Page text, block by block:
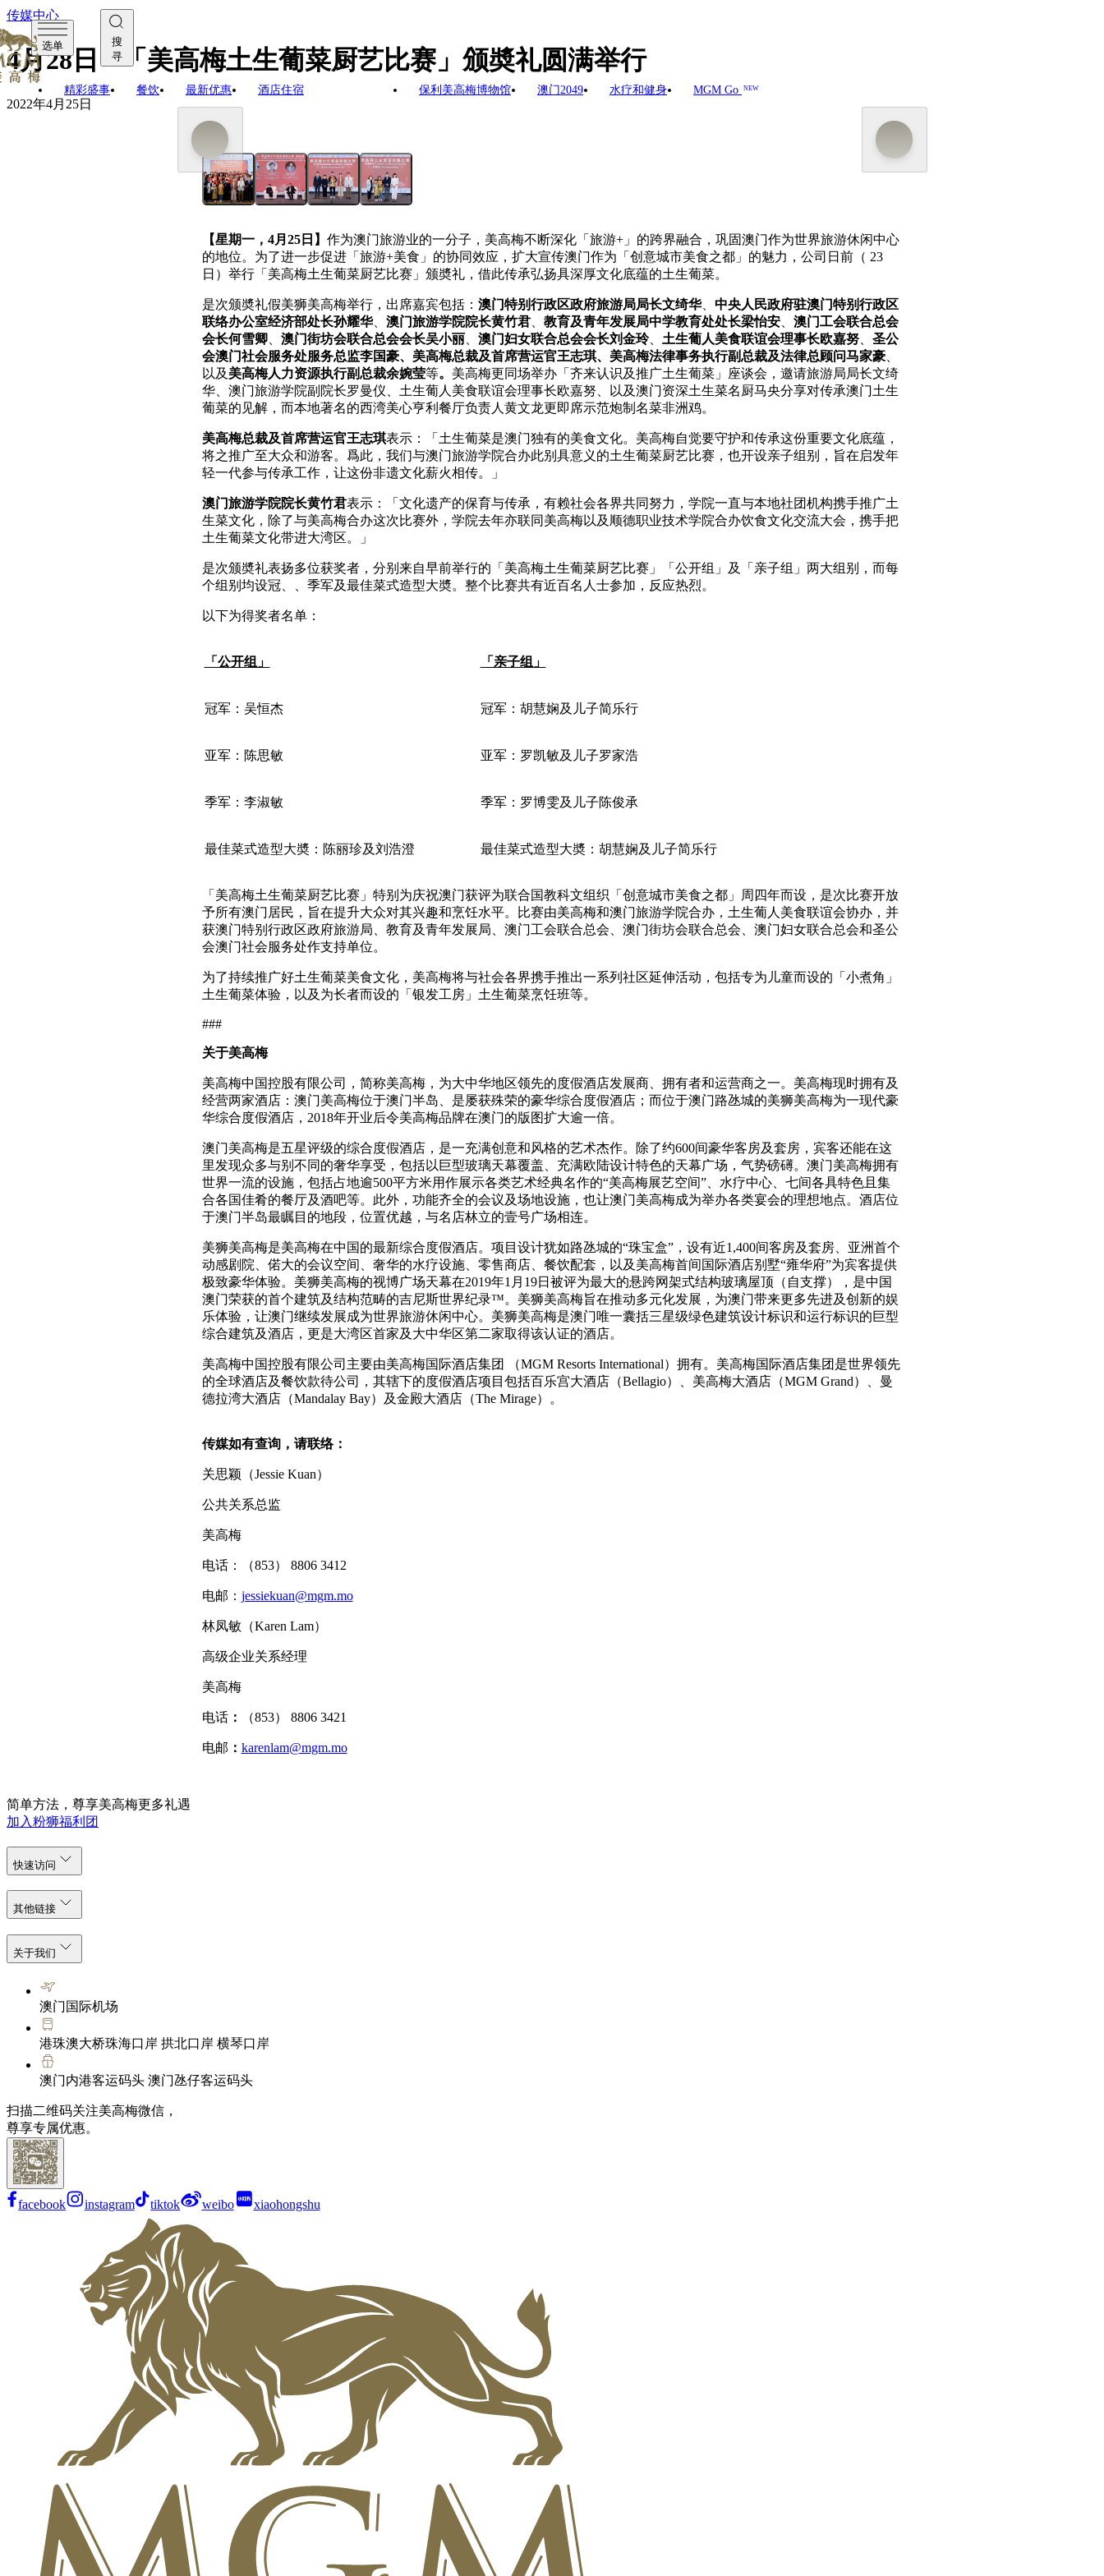
选单
搜
寻
精彩盛事 餐饮 最新优惠 酒店住宿 保利美高梅博物馆 澳门2049 水疗和健身 MGM Go NEW
传媒中心
4月28日 - 「美高梅土生葡菜厨艺比赛」颁奬礼圆满举行
2022年4月25日
【星期一，4月25日】 作为澳门旅游业的一分子，美高梅不断深化「旅游+」的跨界融合，巩固澳门作为世界旅游休闲中心
的地位。为了进一步促进「旅游+美食」的协同效应，扩大宣传澳门作为「创意城市美食之都」的魅力，公司日前（ 23
日）举行「美高梅土生葡菜厨艺比赛」颁奬礼，借此传承弘扬具深厚文化底蕴的土生葡菜。
是次颁奬礼假美狮美高梅举行，出席嘉宾包括： 澳门特别行政区政府旅游局局长文绮华、 中央人民政府驻澳门特别行政区
联络办公室经济部处长孙耀华、 澳门旅游学院院长黄竹君、 教育及青年发展局中学教育处处长梁怡安、 澳门工会联合总会
会长何雪卿、 澳门街坊会联合总会会长吴小丽、 澳门妇女联合总会会长刘金玲、 土生葡人美食联谊会理事长欧嘉努、 圣公
会澳门社会服务处服务总监李国豪、美高梅总裁及首席营运官王志琪、美高梅法律事务执行副总裁及法律总顾问马家豪、
以及 美高梅人力资源执行副总裁余婉莹等。 美高梅更同场举办「齐来认识及推广土生葡菜」座谈会，邀请旅游局局长文绮
华、澳门旅游学院副院长罗曼仪、土生葡人美食联谊会理事长欧嘉努、以及澳门资深土生菜名厨马央分享对传承澳门土生
葡菜的见解，而本地著名的西湾美心亨利餐厅负责人黄文龙更即席示范炮制名菜非洲鸡。
美高梅总裁及首席营运官王志琪表示：「土生葡菜是澳门独有的美食文化。美高梅自觉要守护和传承这份重要文化底蕴，
将之推广至大众和游客。爲此，我们与澳门旅游学院合办此别具意义的土生葡菜厨艺比赛，也开设亲子组别，旨在启发年
轻一代参与传承工作，让这份非遗文化薪火相传。」
澳门旅游学院院长黄竹君表示：「文化遗产的保育与传承，有赖社会各界共同努力，学院一直与本地社团机构携手推广土
生菜文化，除了与美高梅合办这次比赛外，学院去年亦联同美高梅以及顺德职业技术学院合办饮食文化交流大会，携手把
土生葡菜文化带进大湾区。」
是次颁奬礼表扬多位获奖者，分别来自早前举行的「美高梅土生葡菜厨艺比赛」「公开组」及「亲子组」两大组别，而每
个组别均设冠、、季军及最佳菜式造型大奬。整个比赛共有近百名人士参加，反应热烈。
以下为得奖者名单：
「公开组」 「亲子组」
冠军：吴恒杰 冠军：胡慧娴及儿子简乐行
亚军：陈思敏 亚军：罗凯敏及儿子罗家浩
季军：李淑敏 季军：罗博雯及儿子陈俊承
最佳菜式造型大奬：陈丽珍及刘浩澄 最佳菜式造型大奬：胡慧娴及儿子简乐行
「美高梅土生葡菜厨艺比赛」特别为庆祝澳门获评为联合国教科文组织「创意城市美食之都」周四年而设，是次比赛开放
予所有澳门居民，旨在提升大众对其兴趣和烹饪水平。比赛由美高梅和澳门旅游学院合办，土生葡人美食联谊会协办，并
获澳门特别行政区政府旅游局、教育及青年发展局、澳门工会联合总会、澳门街坊会联合总会、澳门妇女联合总会和圣公
会澳门社会服务处作支持单位。
为了持续推广好土生葡菜美食文化，美高梅将与社会各界携手推出一系列社区延伸活动，包括专为儿童而设的「小煮角」
土生葡菜体验，以及为长者而设的「银发工房」土生葡菜烹饪班等。
###
关于美高梅
美高梅中国控股有限公司，简称美高梅，为大中华地区领先的度假酒店发展商、拥有者和运营商之一。美高梅现时拥有及
经营两家酒店：澳门美高梅位于澳门半岛、是屡获殊荣的豪华综合度假酒店；而位于澳门路氹城的美狮美高梅为一现代豪
华综合度假酒店，2018年开业后令美高梅品牌在澳门的版图扩大逾一倍。
澳门美高梅是五星评级的综合度假酒店，是一充满创意和风格的艺术杰作。除了约600间豪华客房及套房，宾客还能在这
里发现众多与别不同的奢华享受，包括以巨型玻璃天幕覆盖、充满欧陆设计特色的天幕广场，气势磅礡。澳门美高梅拥有
世界一流的设施，包括占地逾500平方米用作展示各类艺术经典名作的“美高梅展艺空间”、水疗中心、七间各具特色且集
合各国佳肴的餐厅及酒吧等。此外，功能齐全的会议及场地设施，也让澳门美高梅成为举办各类宴会的理想地点。酒店位
于澳门半岛最瞩目的地段，位置优越，与名店林立的壹号广场相连。
美狮美高梅是美高梅在中国的最新综合度假酒店。项目设计犹如路氹城的“珠宝盒”，设有近1,400间客房及套房、亚洲首个
动感剧院、偌大的会议空间、奢华的水疗设施、零售商店、餐饮配套，以及美高梅首间国际酒店别墅“雍华府”为宾客提供
极致豪华体验。美狮美高梅的视博广场天幕在2019年1月19日被评为最大的悬跨网架式结构玻璃屋顶（自支撑），是中国
澳门荣获的首个建筑及结构范畴的吉尼斯世界纪录™。美狮美高梅旨在推动多元化发展，为澳门带来更多先进及创新的娱
乐体验，让澳门继续发展成为世界旅游休闲中心。美狮美高梅是澳门唯一囊括三星级绿色建筑设计标识和运行标识的巨型
综合建筑及酒店，更是大湾区首家及大中华区第二家取得该认证的酒店。
美高梅中国控股有限公司主要由美高梅国际酒店集团 （MGM Resorts International）拥有。美高梅国际酒店集团是世界领先
的全球酒店及餐饮款待公司，其辖下的度假酒店项目包括百乐宫大酒店（Bellagio）、美高梅大酒店（MGM Grand）、曼
德拉湾大酒店（Mandalay Bay）及金殿大酒店（The Mirage）。
传媒如有查询，请联络：
关思颖（Jessie Kuan）
公共关系总监
美高梅
电话：（853） 8806 3412
电邮： jessiekuan@mgm.mo
林凤敏（Karen Lam）
高级企业关系经理
美高梅
电话： （853） 8806 3421
电邮 ： karenlam@mgm.mo
简单方法，尊享美高梅更多礼遇
加入粉狮福利团
快速访问
其他链接
关于我们
澳门国际机场
港珠澳大桥珠海口岸 拱北口岸 横琴口岸
澳门内港客运码头 澳门氹仔客运码头
扫描二维码关注美高梅微信，
尊享专属优惠。
facebook instagram tiktok weibo xiaohongshu